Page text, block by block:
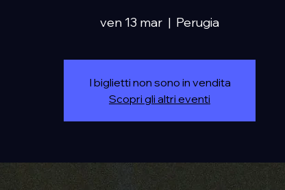
ven 13 mar
  |
Perugia
I biglietti non sono in vendita
Scopri gli altri eventi